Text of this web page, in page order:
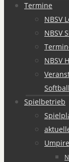
Termine
NBSV
NBSV
NBSV
Spielbetrieb